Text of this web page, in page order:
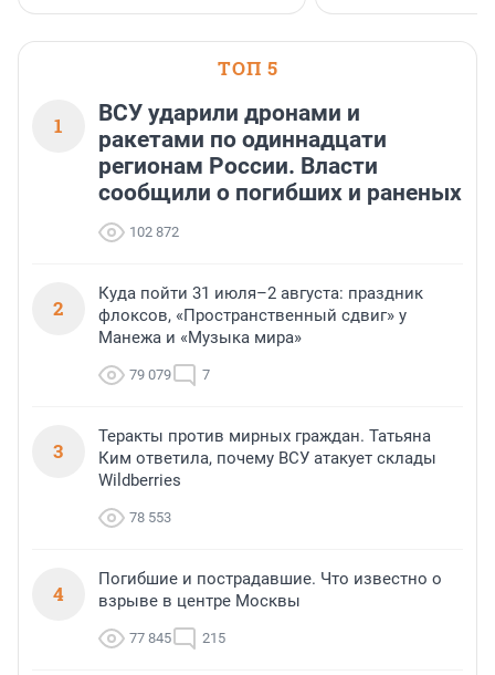
ТОП 5
1
ВСУ ударили дронами и
ракетами по одиннадцати
регионам России. Власти
сообщили о погибших и раненых
102 872
2
Куда пойти 31 июля–2 августа: праздник
флоксов, «Пространственный сдвиг» у
Манежа и «Музыка мира»
79 079 7
3
Теракты против мирных граждан. Татьяна
Ким ответила, почему ВСУ атакует склады
Wildberries
78 553
4
Погибшие и пострадавшие. Что известно о
взрыве в центре Москвы
77 845 215